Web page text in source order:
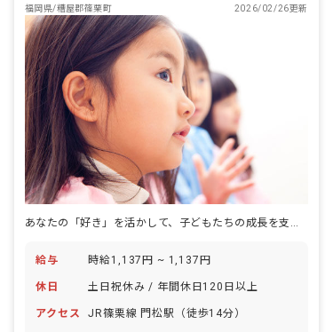
福岡県/糟屋郡篠栗町
2026/02/26更新
給与 時給1,137円 ~ 1,137円
休日 土日祝休み / 年間休日120日以上
アクセス JR篠栗線 門松駅（徒歩14分）